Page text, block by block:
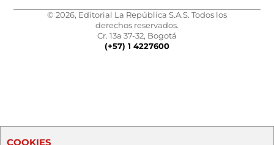
© 2026, Editorial La República S.A.S. Todos los
derechos reservados.
Cr. 13a 37-32, Bogotá
(+57) 1 4227600
COOKIES